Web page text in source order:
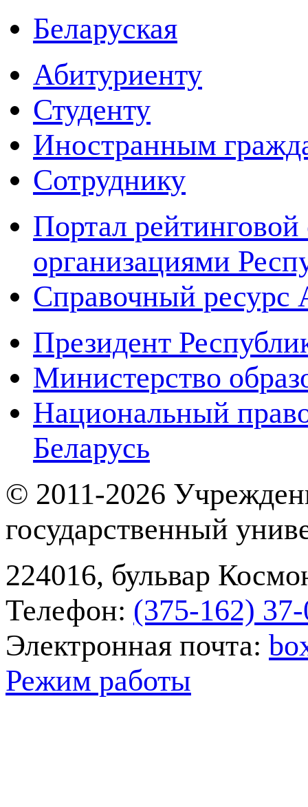
Беларуская
Абитуриенту
Студенту
Иностранным
Сотруднику
Портал рейтинговой
организациями
Справочный
Президент
Министерство
Национальный
Беларусь
© 2011-2026
государственный
224016, бульвар
Телефон: (375-162)
Электронная почта:
Режим работы